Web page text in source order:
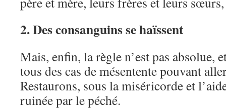
2. Des consanguins se haïssent
Mais, enfin, la règle n’est pas absolue,
tous des cas de mésentente pouvant
Restaurons, sous la miséricorde et
ruinée par le péché.